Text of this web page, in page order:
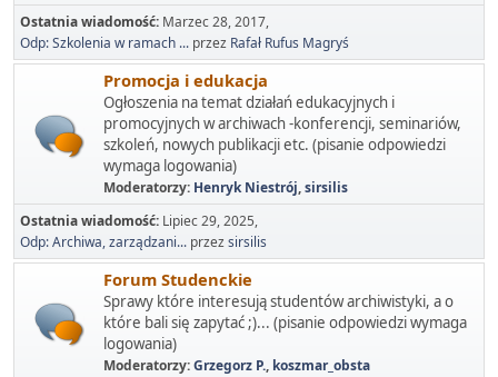
Ostatnia wiadomość: Marzec 28, 2017,
Odp: Szkolenia w ramach ... przez Rafał Rufus Magryś
Promocja i edukacja
Ogłoszenia na temat działań edukacyjnych i
promocyjnych w archiwach -konferencji, seminariów,
szkoleń, nowych publikacji etc. (pisanie odpowiedzi
wymaga logowania)
Moderatorzy: Henryk Niestrój,sirsilis
Ostatnia wiadomość: Lipiec 29, 2025,
Odp: Archiwa, zarządzani... przezsirsilis
Forum Studenckie
Sprawy które interesują studentów archiwistyki, a o
które bali się zapytać ;)... (pisanie odpowiedzi wymaga
logowania)
Moderatorzy:Grzegorz P., koszmar_obsta